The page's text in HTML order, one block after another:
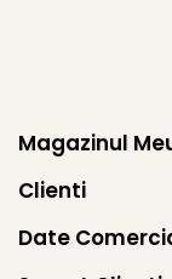
Magazinul
Clienti
Date